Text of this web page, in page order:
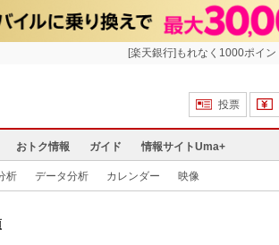
[楽天銀行]もれなく1000ポイン
投票
おトク情報 ガイド 情報サイトUma+
析 データ分析 カレンダー 映像